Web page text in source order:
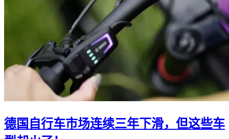
德国自行车市场连续三年下滑，但这些车